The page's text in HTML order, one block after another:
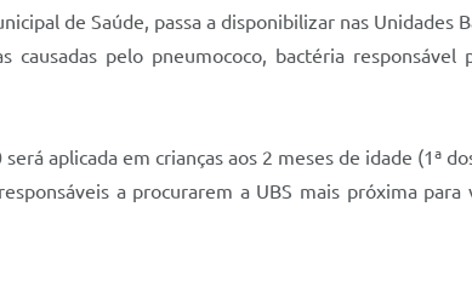
de Saúde, passa a disponibilizar nas Unidades
causadas pelo pneumococo, bactéria
aplicada em crianças aos 2 meses de idade (1ª
a procurarem a UBS mais próxima